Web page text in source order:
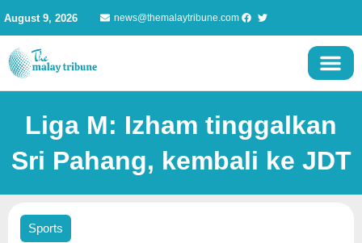
content
August 9, 2026 news@themalaytribune.com
Liga M: Izham tinggalkan
Sri Pahang, kembali ke JDT
Sports